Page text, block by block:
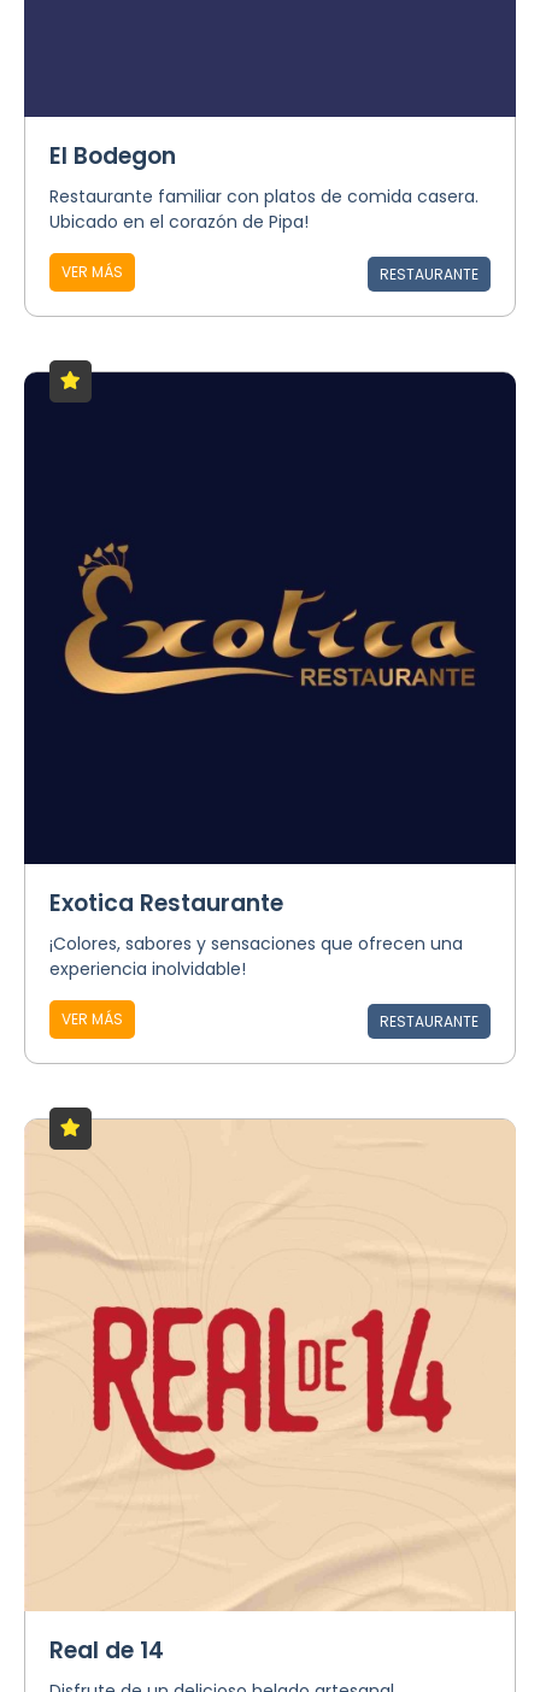
El Bodegon
Restaurante familiar con platos de comida casera.
Ubicado en el corazón de Pipa!
VER MÁS RESTAURANTE
Exotica Restaurante
¡Colores, sabores y sensaciones que ofrecen una
experiencia inolvidable!
VER MÁS RESTAURANTE
Real de 14